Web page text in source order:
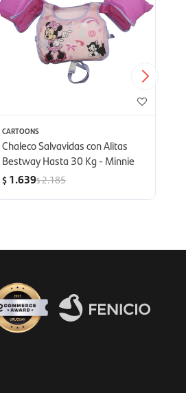
CARTOONS
Chaleco Salvavidas con Alitas
Bestway Hasta 30 Kg - Minnie
$ 1.639$2.185